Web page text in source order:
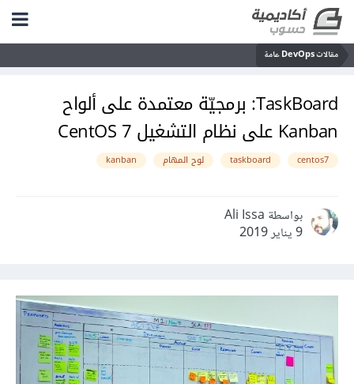
مقالات DevOps عامة
TaskBoard: برمجيّة معتمدة على ألواح
Kanban على نظام التشغيل CentOS 7
centos7
taskboard لوح المهام kanban
بواسطة Ali Issa
9 يناير 2019